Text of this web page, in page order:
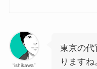
“ishikawa”
東京の代
りますね